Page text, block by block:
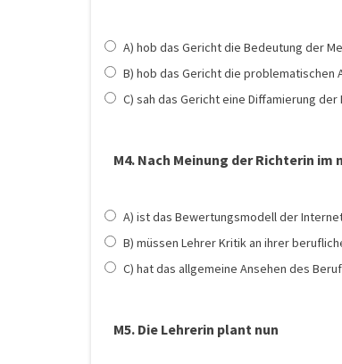
A) hob das Gericht die Bedeutung der
B) hob das Gericht die problematischen
C) sah das Gericht eine Diffamierung
M4. Nach Meinung der Richterin im
A) ist das Bewertungsmodell der
B) müssen Lehrer Kritik an ihrer
C) hat das allgemeine Ansehen des
M5. Die Lehrerin plant nun